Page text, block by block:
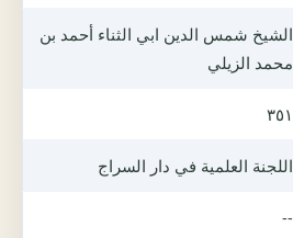
الشيخ شمس الدين ابي الثناء أحمد بن
محمد الزيلي
٣٥١
اللجنة العلمية في دار السراج
--